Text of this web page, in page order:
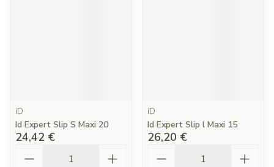
iD
Id Expert Slip S Maxi 20
24,42 €
iD
Id Expert Slip l Maxi 15
26,20 €